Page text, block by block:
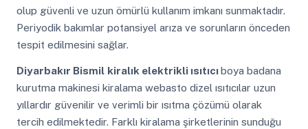
olup güvenli ve uzun ömürlü kullanım imkanı sunmaktadır.
Periyodik bakımlar potansiyel arıza ve sorunların önceden
tespit edilmesini sağlar.
Diyarbakır Bismil kiralık elektrikli ısıtıcıboya badana
kurutma makinesi kiralama webasto dizel ısıtıcılar uzun
yıllardır güvenilir ve verimli bir ısıtma çözümü olarak
tercih edilmektedir. Farklı kiralama şirketlerinin sunduğu